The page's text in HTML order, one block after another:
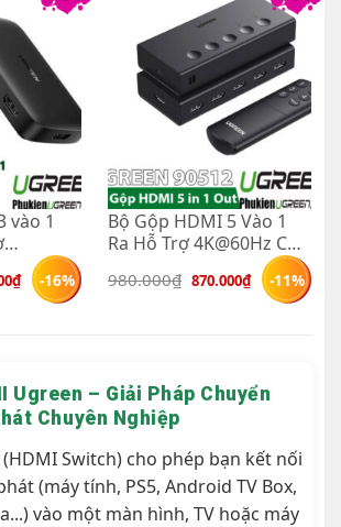
vào 1
80125
₫Giá
hiện
-16%
Bộ Gộp HDMI 5 Vào 1
Ra Hỗ Trợ 4K@60Hz Có
Điều Khiển Kèm Cáp
Cấp Nguồn USB-C
Ugreen 90512 ( Chuyển
980.000₫ Giá
gốc
870.000₫Giá
hiện
-11%
Ugreen – Giải Pháp Chuyển
Chuyên Nghiệp
(HDMI Switch) cho phép bạn kết nối
(máy tính, PS5, Android TV Box,
vào một màn hình, TV hoặc máy